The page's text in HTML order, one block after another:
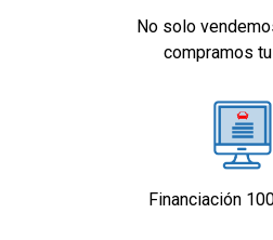
No solo
compramos
Financiación